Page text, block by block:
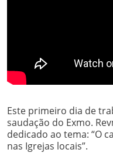
Este primeiro dia de
saudação do Exmo.
dedicado ao tema: “O
nas Igrejas locais”.